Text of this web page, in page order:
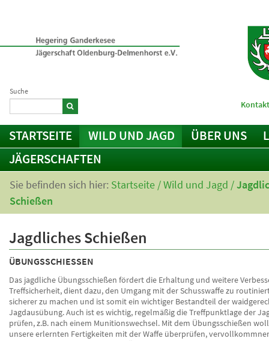
Suche
STARTSEITE WILD UND JAGD ÜBER UNS
JÄGERSCHAFTEN
Sie befinden sich hier: Startseite /Wild und Jagd /
Schießen
Jagdliches Schießen
ÜBUNGSSCHIESSEN
Das jagdliche Übungsschießen fördert die Erhaltung und weitere
Treffsicherheit, dient dazu, den Umgang mit der Schusswaffe zu
sicherer zu machen und ist somit ein wichtiger Bestandteil der
Jagdausübung. Auch ist es wichtig, regelmäßig die Treffpunktlage der
prüfen, z.B. nach einem Munitionswechsel. Mit dem Übungsschießen
unsere erlernten Fertigkeiten mit der Waffe überprüfen,